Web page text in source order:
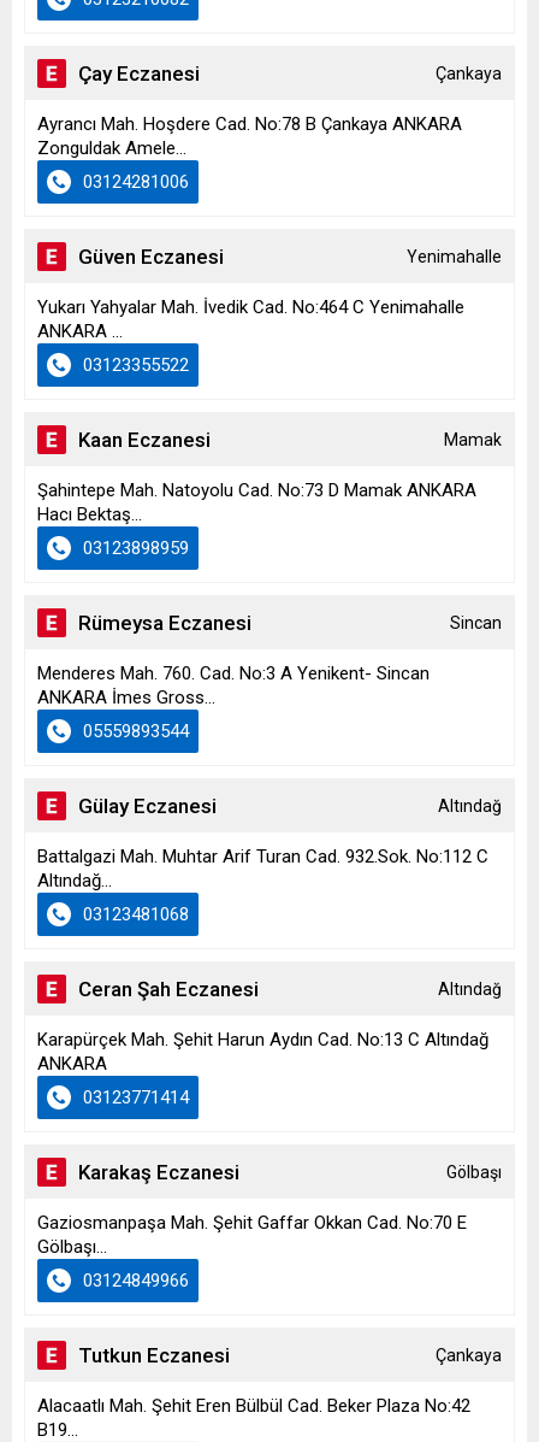
Çay Eczanesi Çankaya
Ayrancı Mah. Hoşdere Cad. No:78 B Çankaya ANKARA
Zonguldak Amele...
03124281006
Güven Eczanesi Yenimahalle
Yukarı Yahyalar Mah. İvedik Cad. No:464 C Yenimahalle
ANKARA ...
03123355522
Kaan Eczanesi Mamak
Şahintepe Mah. Natoyolu Cad. No:73 D Mamak ANKARA
Hacı Bektaş...
03123898959
Rümeysa Eczanesi Sincan
Menderes Mah. 760. Cad. No:3 A Yenikent- Sincan
ANKARA İmes Gross...
05559893544
Gülay Eczanesi Altındağ
Battalgazi Mah. Muhtar Arif Turan Cad. 932.Sok. No:112 C
Altındağ...
03123481068
Ceran Şah Eczanesi Altındağ
Karapürçek Mah. Şehit Harun Aydın Cad. No:13 C Altındağ
ANKARA
03123771414
Karakaş Eczanesi Gölbaşı
Gaziosmanpaşa Mah. Şehit Gaffar Okkan Cad. No:70 E
Gölbaşı...
03124849966
Tutkun Eczanesi Çankaya
Alacaatlı Mah. Şehit Eren Bülbül Cad. Beker Plaza No:42
B19...